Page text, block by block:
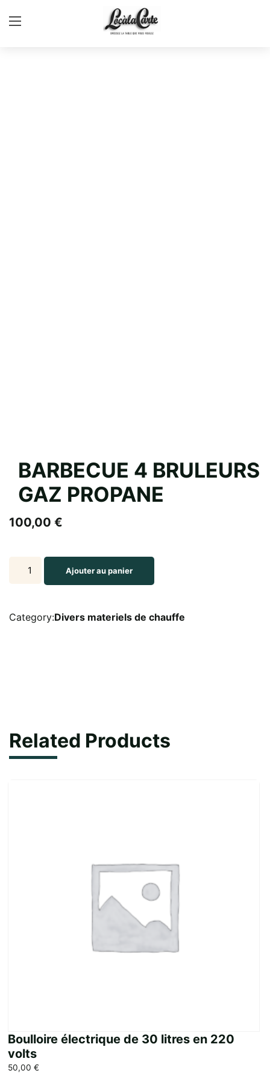
BARBECUE 4 BRULEURS
GAZ PROPANE
100,00 €
BARBECUE
GAZ
Ajouter au panier
Category:Divers materiels de chauffe
Related Products
Boulloire électrique de 30 litres en 220
volts
50,00 €